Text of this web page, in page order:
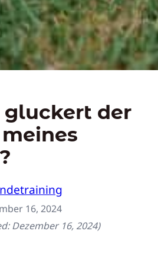
der
16, 2024
Dezember 16, 2024)